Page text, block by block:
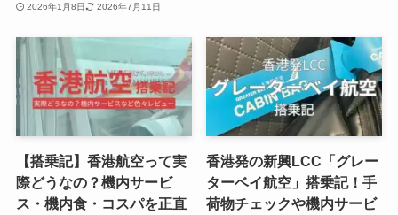
2026年1月8日 2026年7月11日
【搭乗記】香港航空って実
際どうなの？機内サービ
ス・機内食・コスパを正直
香港発の新興LCC「グレー
ターベイ航空」搭乗記！手
荷物チェックや機内サービ